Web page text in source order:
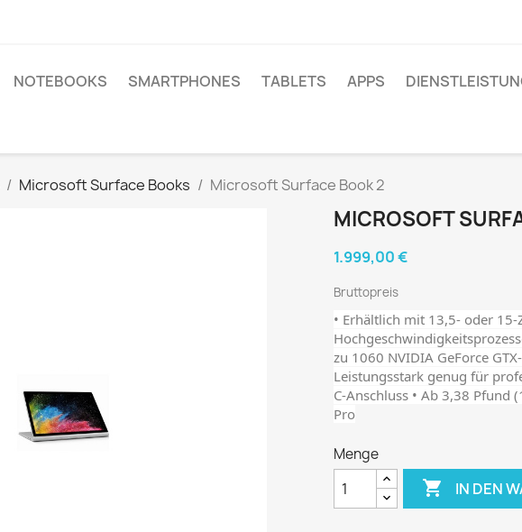
NOTEBOOKS SMARTPHONES TABLETS APPS
Microsoft Surface Books Microsoft Surface Book 2
MICROSOFT
1.999,00 €
Bruttopreis
• Erhältlich mit 13,5- oder
zu 1060 NVIDIA GeForce
Leistungsstark genug für
C-Anschluss • Ab 3,38 Pfund
Pro
Menge
 IN DEN